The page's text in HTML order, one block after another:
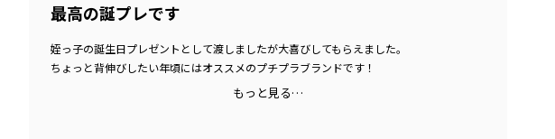
最高の誕プレです
姪っ子の誕生日プレゼントとして渡しましたが大喜びしてもらえました。
ちょっと背伸びしたい年頃にはオススメのプチプラブランドです！
もっと見る…